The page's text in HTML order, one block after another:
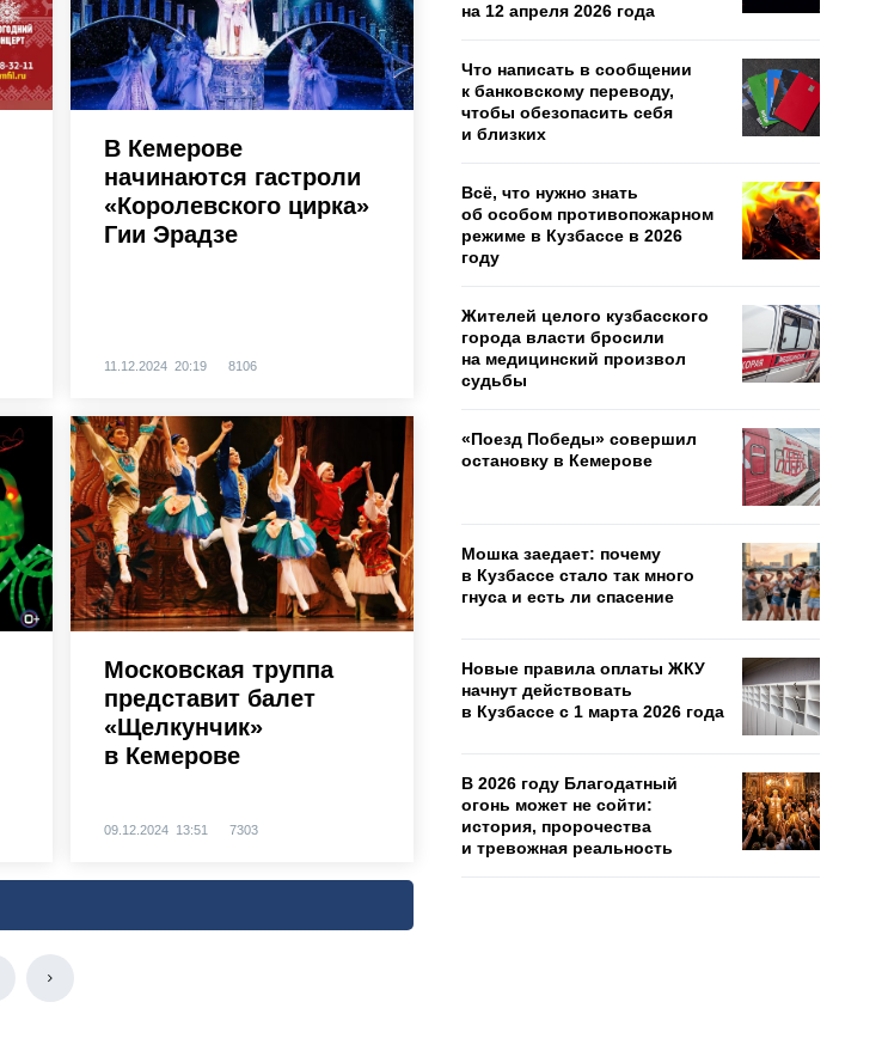
В Кемерове
начинаются гастроли
«Королевского цирка»
Гии Эрадзе
11.12.2024 20:19 8106
Московская труппа
представит балет
«Щелкунчик»
в Кемерове
09.12.2024 13:51 7303
на 12 апреля 2026 года
Что написать в сообщении
к банковскому переводу,
чтобы обезопасить себя
и близких
Всё, что нужно знать
об особом противопожарном
режиме в Кузбассе в 2026
году
Жителей целого кузбасского
города власти бросили
на медицинский произвол
судьбы
«Поезд Победы» совершил
остановку в Кемерове
Мошка заедает: почему
в Кузбассе стало так много
гнуса и есть ли спасение
Новые правила оплаты ЖКУ
начнут действовать
в Кузбассе с 1 марта 2026 года
В 2026 году Благодатный
огонь может не сойти:
история, пророчества
и тревожная реальность